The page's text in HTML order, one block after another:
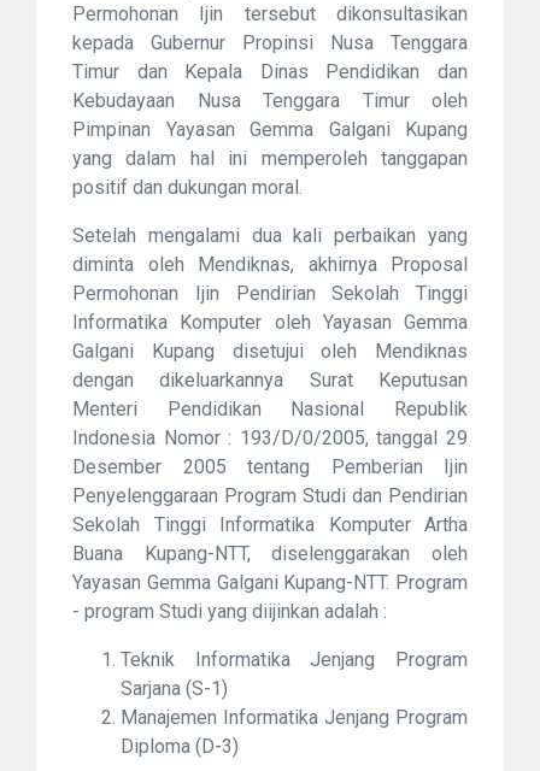
Permohonan Ijin tersebut dikonsultasikan
kepada Gubernur Propinsi Nusa Tenggara
Timur dan Kepala Dinas Pendidikan dan
Kebudayaan Nusa Tenggara Timur oleh
Pimpinan Yayasan Gemma Galgani Kupang
yang dalam hal ini memperoleh tanggapan
positif dan dukungan moral.
Setelah mengalami dua kali perbaikan yang
diminta oleh Mendiknas, akhirnya Proposal
Permohonan Ijin Pendirian Sekolah Tinggi
Informatika Komputer oleh Yayasan Gemma
Galgani Kupang disetujui oleh Mendiknas
dengan dikeluarkannya Surat Keputusan
Menteri Pendidikan Nasional Republik
Indonesia Nomor : 193/D/0/2005, tanggal 29
Desember 2005 tentang Pemberian Ijin
Penyelenggaraan Program Studi dan Pendirian
Sekolah Tinggi Informatika Komputer Artha
Buana Kupang-NTT, diselenggarakan oleh
Yayasan Gemma Galgani Kupang-NTT. Program
- program Studi yang diijinkan adalah :
Teknik Informatika Jenjang Program
Sarjana (S-1)
Manajemen Informatika Jenjang Program
Diploma (D-3)